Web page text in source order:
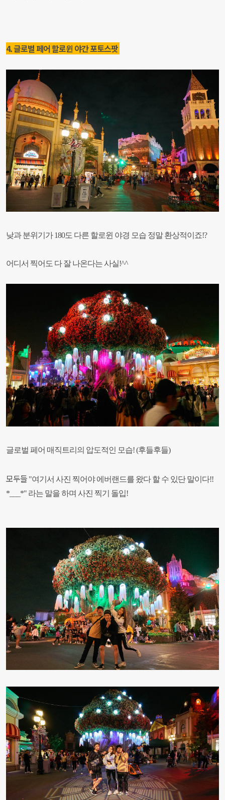
4. 글로벌 페어 할로윈 야간 포토스팟
낮과 분위기가 180도 다른 할로윈 야경 모습 정말 환상적이죠!?
어디서 찍어도 다 잘 나온다는 사실!^^
글로벌 페어 매직트리의 압도적인 모습! (후들후들)
모두들 "여기서 사진 찍어야 에버랜드를 왔다 할 수 있단 말이다!!
*___*" 라는 말을 하며 사진 찍기 돌입!